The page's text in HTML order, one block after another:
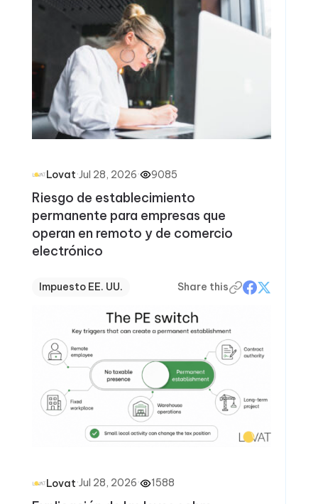
Lovat·Jul 28, 2026· 9085
Riesgo de establecimiento
permanente para empresas que
operan en remoto y de comercio
electrónico
Impuesto EE. UU. Share this
Lovat·Jul 28, 2026· 1588